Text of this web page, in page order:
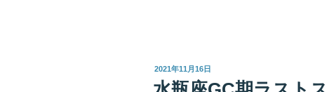
投
2021年11月16日